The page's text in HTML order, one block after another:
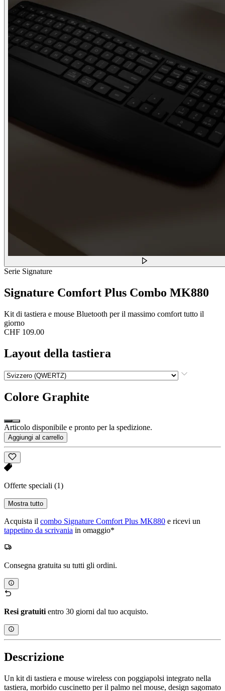
Serie Signature
Signature Comfort Plus Combo MK880
Kit di tastiera e mouse Bluetooth per il massimo comfort tutto il
giorno
CHF 109.00
Layout della tastiera
Colore Graphite
Articolo disponibile e pronto per la spedizione.
Aggiungi al carrello
Offerte speciali (1)
Mostra tutto
Acquista il combo Signature Comfort Plus MK880 e ricevi un
tappetino da scrivania in omaggio*
Consegna gratuita su tutti gli ordini.
Resi gratuiti entro 30 giorni dal tuo acquisto.
Descrizione
Un kit di tastiera e mouse wireless con poggiapolsi integrato nella
tastiera, morbido cuscinetto per il palmo nel mouse, design sagomato